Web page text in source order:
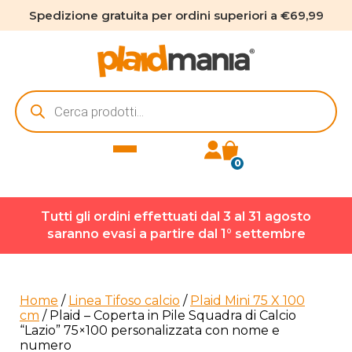
Spedizione gratuita per ordini superiori a €69,99
Ricerca
prodotti
0
Tutti gli ordini effettuati dal 3 al 31 agosto
saranno evasi a partire dal 1° settembre
Home / Linea Tifoso calcio / Plaid Mini 75 X 100
cm / Plaid – Coperta in Pile Squadra di Calcio
“Lazio” 75×100 personalizzata con nome e
numero